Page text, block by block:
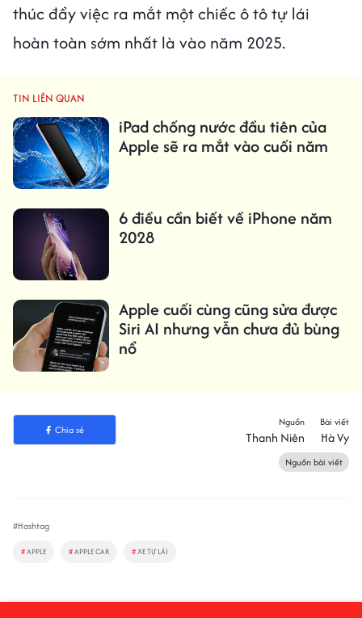
thúc đẩy việc ra mắt một chiếc ô tô tự lái
hoàn toàn sớm nhất là vào năm 2025.
TIN LIÊN QUAN
iPad chống nước đầu tiên của
Apple sẽ ra mắt vào cuối năm
6 điều cần biết về iPhone năm
2028
Apple cuối cùng cũng sửa được
Siri AI nhưng vẫn chưa đủ bùng
nổ
Chia sẻ
Nguồn
Thanh Niên
Bài viết
Hà Vy
Nguồn bài viết
#Hashtag
#APPLE #APPLE CAR #XE TỰ LÁI